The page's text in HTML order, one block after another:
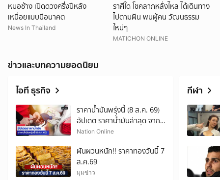
หมอช้าง เปิดดวงครึ่งปีหลัง
เหนื่อยแบบมีอนาคต
News In Thailand
ราศีใด โชคลาภหลั่งไหล ได้เดินทาง
ไปตามฝัน พบผู้คน วัฒนธรรม
ใหม่ๆ
MATICHON ONLINE
ข่าวและบทความยอดนิยม
ไอที ธุรกิจ
ราคาน้ำมันพรุ่งนี้ (8 ส.ค. 69)
อัปเดต ราคาน้ำมันล่าสุด จาก
ปั๊มใหญ่
Nation Online
ผันผวนหนัก!! ราคาทองวันนี้ 7
ส.ค.69
มุมข่าว
กีฬา